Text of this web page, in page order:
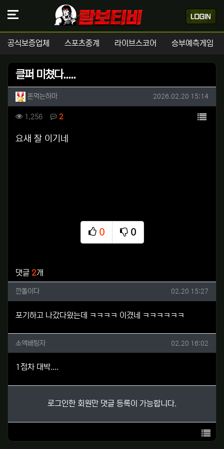
공식보증업체 스포츠중계 라이브스코어 승부예측게임
클퍼 미쳤다.....
작성자 정보
돈먹는하마작성 작성일
2026.02.20 15:14
컨텐츠 정보
1,256조회 2댓글 목록
본문
요새 잘 이기네
0
추천
0
비추천
댓글 2개
깐돌이다님의 댓글
깐돌이다 작성일
02.20 15:27
포기하고 나갔다왔는데 ㅋㅋㅋㅋ 이겼네 ㅋㅋㅋㅋㅋㅋ
소액배팅자님의 댓글
소액배팅자 작성일
02.20 16:02
1점차 대박....
로그인한 회원만 댓글 등록이 가능합니다.
목록